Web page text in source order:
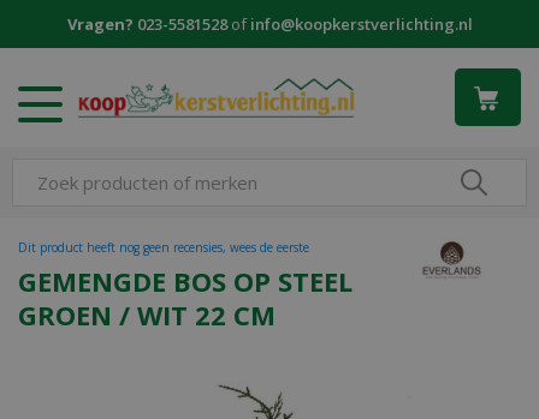
Vragen? 023-5581528ofinfo@koopkerstverlichting.nl
GEMENGDE BOS OP STEEL
GROEN / WIT 22 CM
Dit product heeft nog geen recensies, wees de eerste